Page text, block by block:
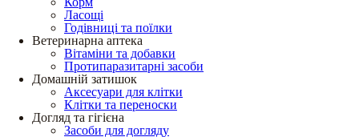
Ласощі
Годівниці та поїлки
Ветеринарна аптека
Вітаміни та добавки
Протипаразитарні засоби
Домашній затишок
Аксесуари для клітки
Клітки та переноски
Догляд та гігієна
Засоби для догляду